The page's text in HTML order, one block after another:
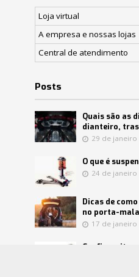
Loja virtual
A empresa e nossas lojas
Central de atendimento
Posts
Quais são as
dianteiro,
29 de janeiro
O que é
24 de janeiro
Dicas de
no porta-
17 de janeiro
Confira mitos